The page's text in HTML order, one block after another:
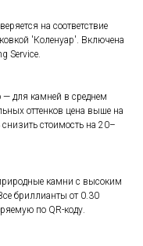
на соответствие
'Коленуар'. Включена
Service.
— для камней в среднем
оттенков цена выше на
стоимость на 20–
камни с высоким
бриллианты от 0.30
по QR-коду.